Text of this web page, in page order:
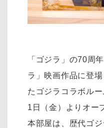
「ゴジラ」の70周
ラ」映画作品に登
たゴジラコラボル
1日（金）よりオー
本部屋は、歴代ゴ